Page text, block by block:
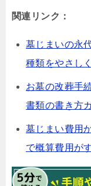
関連リンク：
墓じまいの永
種類をやさし
お墓の改葬手
書類の書き方
墓じまい費用
で概算費用が